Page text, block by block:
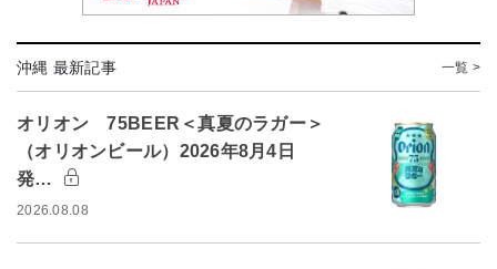
沖縄 最新記事 一覧 >
オリオン 75BEER＜真夏のラガー＞
（オリオンビール）2026年8月4日
発…
2026.08.08